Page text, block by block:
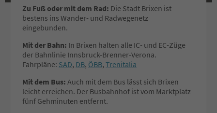
Zu Fuß oder mit dem Rad: Die Stadt Brixen ist
bestens ins Wander- und Radwegenetz
eingebunden.
Mit der Bahn: In Brixen halten alle IC- und EC-Züge
der Bahnlinie Innsbruck-Brenner-Verona.
Fahrpläne: SAD, DB, ÖBB, Trenitalia
Mit dem Bus: Auch mit dem Bus lässt sich Brixen
leicht erreichen. Der Busbahnhof ist vom Marktplatz
fünf Gehminuten entfernt.